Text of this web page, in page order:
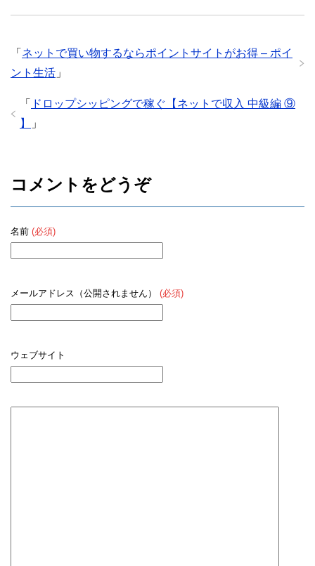
「 ネットで買い物するならポイントサイトがお得 – ポイ
ント生活 」
「
ドロップシッピングで稼ぐ【ネットで収入 中級編 ⑨
】
」
コメントをどうぞ
名前 (必須)
メールアドレス（公開されません） (必須)
ウェブサイト